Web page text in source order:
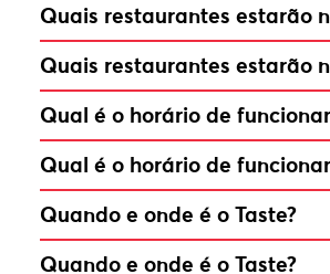
Quais restaurantes estarão
Quais restaurantes estarão
Qual é o horário de
Qual é o horário de
Quando e onde é o Taste?
Quando e onde é o Taste?